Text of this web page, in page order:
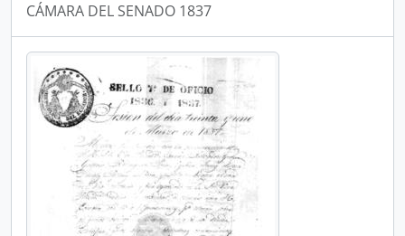
CÁMARA DEL SENADO 1837